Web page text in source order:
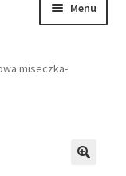
Menu
miseczka-